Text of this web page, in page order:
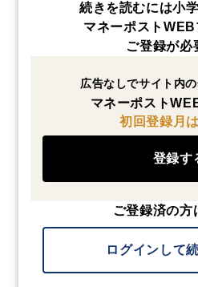
続きを読むには小
マネーポスト
ご登録が必
広告なしでサイト内
マネーポスト
初回登録月
登録す
ご登録済の方
ログインして